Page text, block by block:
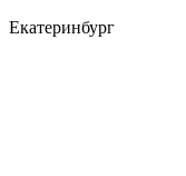
Екатеринбург